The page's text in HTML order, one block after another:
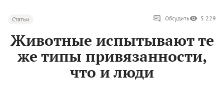
Статьи Обсудить 5 229
Животные испытывают те
же типы привязанности,
что и люди